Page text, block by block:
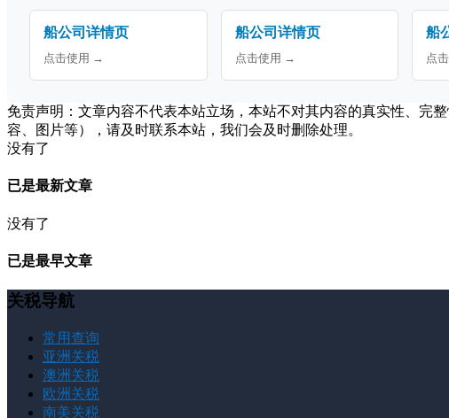
船公司详情页
点击使用 →
船公司详情页
点击使用 →
船
点
免责声明：文章内容不代表本站立场，本站不对其内容的真实性、完
容、图片等），请及时联系本站，我们会及时删除处理。
没有了
已是最新文章
没有了
已是最早文章
关税导航
常用查询
亚洲关税
澳洲关税
欧洲关税
南美关税